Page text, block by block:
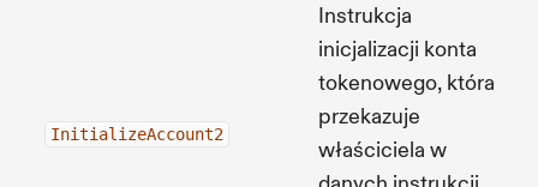
InitializeAccount2
Instrukcja
inicjalizacji konta
tokenowego, która
przekazuje
właściciela w